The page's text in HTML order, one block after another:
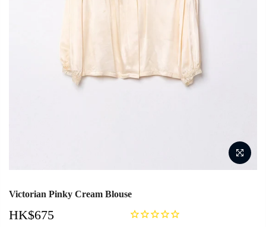
Victorian Pinky Cream Blouse
HK$675